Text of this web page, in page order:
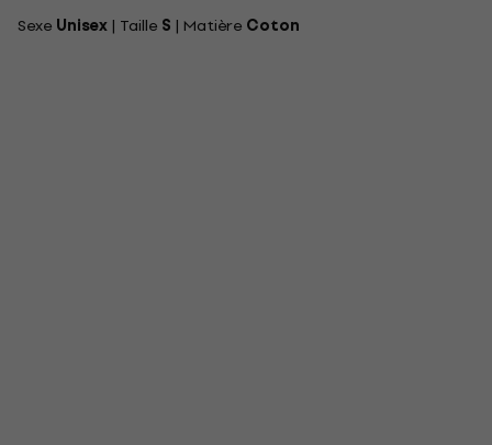
Sexe Unisex | Taille S | Matière Coton